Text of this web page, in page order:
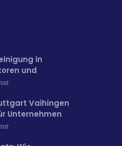
in
und
Vaihingen
Unternehmen